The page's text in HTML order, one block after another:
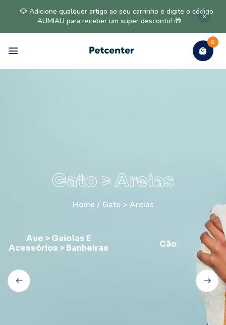
🐶 Adicione qualquer artigo ao seu carrinho e digite o código
AUMIAU para receber um super desconto! 🎁
0
Gato > Areias
Home / Gato > Areias
Ave > Gaiolas E
Acessórios > Banheiras
Cão